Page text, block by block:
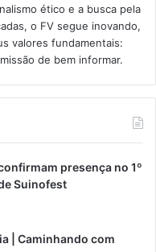
ético e a busca pela
o FV segue inovando,
valores fundamentais:
de bem informar.​
presença no 1º
Suinofest
| Caminhando com